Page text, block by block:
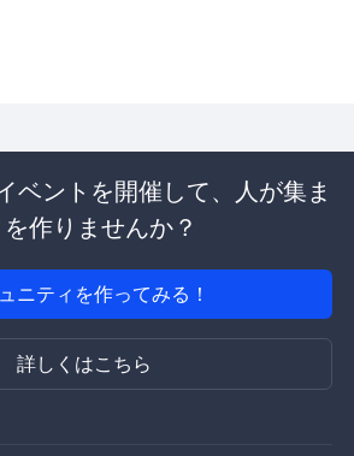
ベントを開催して、人が集ま
作りませんか？
ニティを作ってみる！
詳しくはこちら